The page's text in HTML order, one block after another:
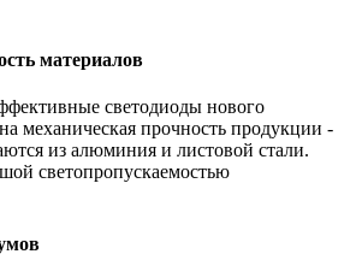
материалов
светодиоды нового
механическая прочность продукции -
из алюминия и листовой стали.
светопропускаемостью